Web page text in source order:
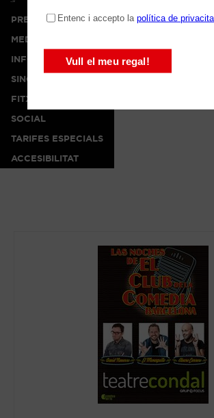
PREMSA
MEDIA
INFO
SINOPSI
FITXA ARTÍSTICA
SOCIAL
TARIFES ESPECIALS
ACCESIBILITAT